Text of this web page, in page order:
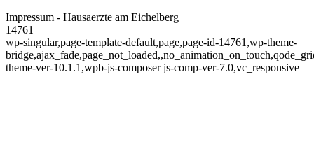
Impressum - Hausaerzte am Eichelberg
14761
wp-singular,page-template-default,page,page-id-14761,wp-theme-
theme-ver-10.1.1,wpb-js-composer js-comp-ver-7.0,vc_responsive